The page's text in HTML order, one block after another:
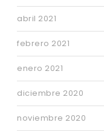
abril 2021
febrero 2021
enero 2021
diciembre 2020
noviembre 2020